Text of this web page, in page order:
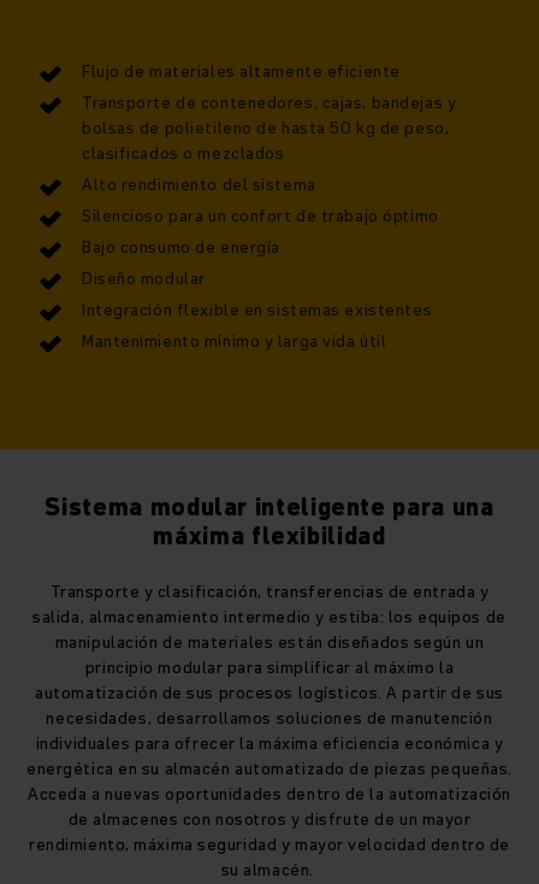
Flujo de materiales altamente eficiente
Transporte de contenedores, cajas, bandejas y
bolsas de polietileno de hasta 50 kg de peso,
clasificados o mezclados
Alto rendimiento del sistema
Silencioso para un confort de trabajo óptimo
Bajo consumo de energía
Diseño modular
Integración flexible en sistemas existentes
Mantenimiento mínimo y larga vida útil
Sistema modular inteligente para una
máxima flexibilidad
Transporte y clasificación, transferencias de entrada y
salida, almacenamiento intermedio y estiba: los equipos de
manipulación de materiales están diseñados según un
principio modular para simplificar al máximo la
automatización de sus procesos logísticos. A partir de sus
necesidades, desarrollamos soluciones de manutención
individuales para ofrecer la máxima eficiencia económica y
energética en su almacén automatizado de piezas pequeñas.
Acceda a nuevas oportunidades dentro de la automatización
de almacenes con nosotros y disfrute de un mayor
rendimiento, máxima seguridad y mayor velocidad dentro de
su almacén.